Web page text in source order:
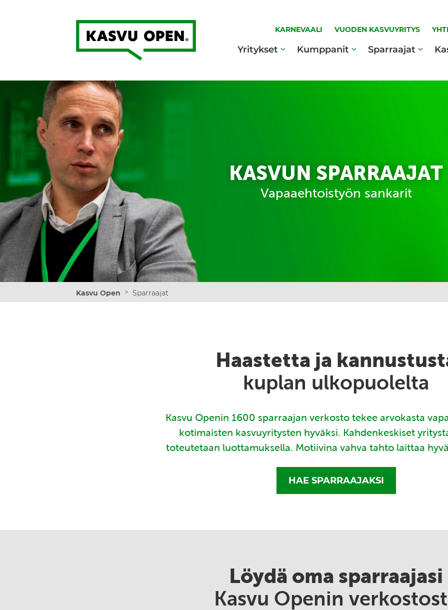
Kasvu Open
KARNEVAALI VUODEN KASVUYRITYS
Yritykset Kumppanit Sparraajat
KASVUN SPARRAAJAT
Vapaaehtoistyön sankarit
Kasvu Open > Sparraajat
Haastetta ja
kuplan ulkopuolelta
Kasvu Openin 1600 sparraajan verkosto tekee arvokasta
kotimaisten kasvuyritysten hyväksi. Kahdenkeskiset
toteutetaan luottamuksella. Motiivina vahva tahto laittaa
HAE SPARRAAJAKSI
Löydä oma sparraajasi
Kasvu Openin